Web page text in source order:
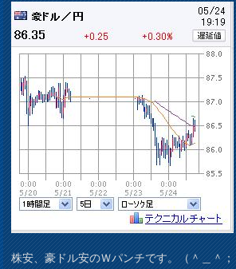
株安、豪ドル安のＷパンチです。（＾＿＾；